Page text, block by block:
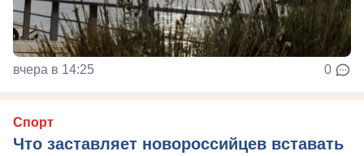
вчера в 14:25 0
Спорт
Что заставляет новороссийцев вставать